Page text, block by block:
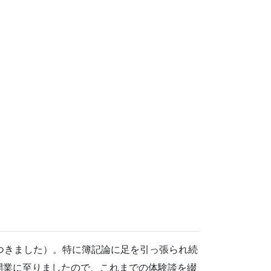
ました）。特に簿記論に足を引っ張られ続
に至りましたので、これまでの体験談を綴